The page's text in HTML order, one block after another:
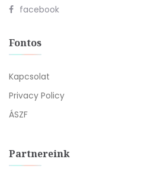
facebook
Fontos
Kapcsolat
Privacy Policy
ÁSZF
Partnereink